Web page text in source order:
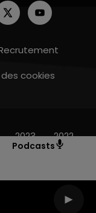
Podcasts
cookies
2023 2022